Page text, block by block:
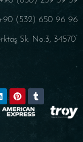
(532) 650 96 96
Sk. No:3, 34570